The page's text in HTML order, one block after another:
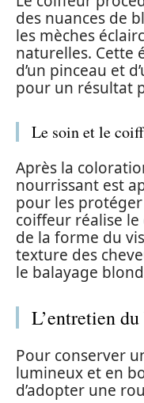
des nuances de
les mèches
naturelles. Cette
d’un pinceau et
pour un résultat
Le soin et le
Après la
nourrissant est
pour les
coiffeur réalise
de la forme du
texture des
le balayage
L’entretien
Pour conserver
lumineux et en
d’adopter une